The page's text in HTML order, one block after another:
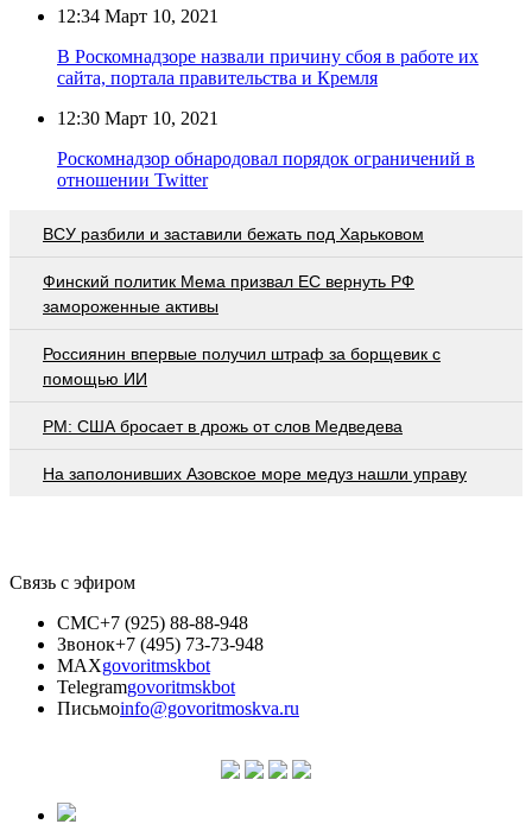
12:34 Март 10, 2021
В Роскомнадзоре назвали причину сбоя в работе их
сайта, портала правительства и Кремля
12:30 Март 10, 2021
Роскомнадзор обнародовал порядок ограничений в
отношении Twitter
ВСУ разбили и заставили бежать под Харьковом
Финский политик Мема призвал ЕС вернуть РФ
замороженные активы
Россиянин впервые получил штраф за борщевик с
помощью ИИ
PM: США бросает в дрожь от слов Медведева
На заполонивших Азовское море медуз нашли управу
Связь с эфиром
СМС+7 (925) 88-88-948
Звонок+7 (495) 73-73-948
MAXgovoritmskbot
Telegramgovoritmskbot
Письмоinfo@govoritmoskva.ru